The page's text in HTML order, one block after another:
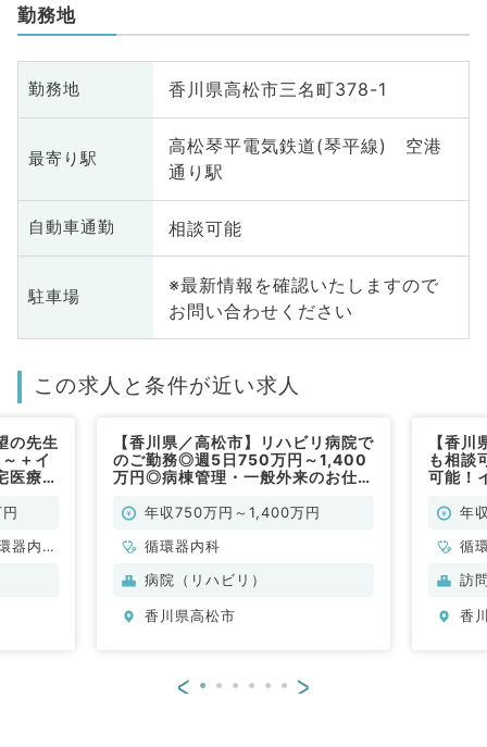
勤務地
勤務地 香川県高松市三名町378-1
最寄り駅
高松琴平電気鉄道(琴平線) 空港
通り駅
自動車通勤 相談可能
駐車場
※最新情報を確認いたしますので
お問い合わせください
この求人と条件が近い求人
の先生
＋イ
医療専
常
器内
【香川県／高松市】リハビリ病院で
のご勤務◎週5日750万円～1,400
万円◎病棟管理・一般外来のお仕事
年収750万円～1,400万円
循環器内科
病院（リハビリ）
香川県高松市
【香
も相談
可能！
イン年
循
訪
香
< >